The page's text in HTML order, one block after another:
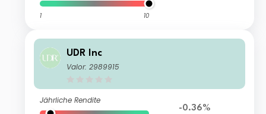
1 10
UDR Inc
Valor: 2989915
Jährliche Rendite
-0.36%